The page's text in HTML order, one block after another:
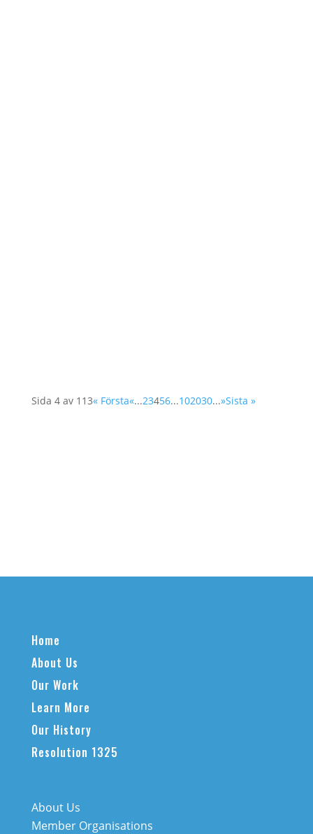
Sida 4 av 113« Första«...23456...102030...»Sista »
Home
About Us
Our Work
Learn More
Our History
Resolution 1325
About Us
Member Organisations